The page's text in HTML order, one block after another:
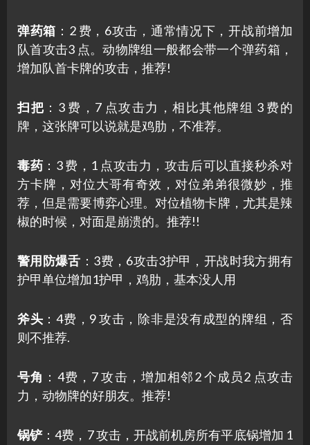
弹药箱 ：2 费，6攻击，通常情况下，开战前增加
队首攻击3 点。动物牌组一般都会带一个弹药箱，
增加队首卡牌的攻击，推荐!
扫把 ：3 费，7 点攻击力，相比其他牌组 3 费的
牌，这张牌可以说就是鸡肋，不准荐。
毒药 ：3 费，1 点攻击力，攻击后可以直接秒杀对
方卡牌，对位大哥有奇效，对位弟弟很微妙，推
荐，但是需要博弈心理。对位植物卡牌，尤其是辣
椒的时候，对面是崩溃的。推荐!!
警用防爆舌 ：3费，6攻击3护甲，开战时我方拥有
护甲单位增加1护甲，鸡肋，基本没人用
斧头 ：4费，9 攻击，除非是没有成型的牌组，否
则不推荐.
号角 ：4费，7 攻击，增加相邻2 个成员2 点攻击
力，动物牌的好朋友。推荐!
锅铲：4费，7 攻击，开战前机房所有平底锅增加 1